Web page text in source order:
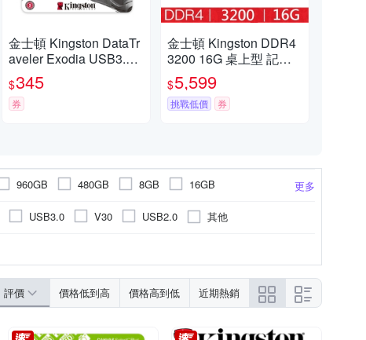
金士頓 Kingston DataTr
aveler Exodia USB3.2 1
28GB 隨身碟 DTX/128G
B
$345
券
金士頓 Kingston DDR4
3200 16G 桌上型 記憶
體 KVR32N22S8/16
$5,599
挑戰低價 券
更多
960GB 480GB 8GB
16GB
USB3.0 V30 USB2.0 其他
評價 價格低到高 價格高到低 近期熱銷